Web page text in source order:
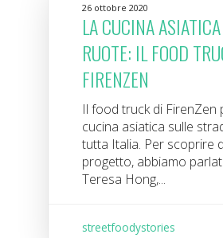
26 ottobre 2020
LA CUCINA
RUOTE: IL FOOD
FIRENZEN
Il food truck di FirenZen
cucina asiatica sulle
tutta Italia. Per scoprire
progetto, abbiamo
Teresa Hong,...
streetfoodystories